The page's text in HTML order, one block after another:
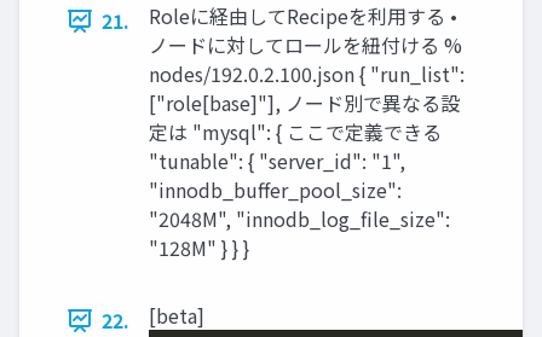
21.
Roleに経由してRecipeを利用する •
ノードに対してロールを紐付ける %
nodes/192.0.2.100.json { "run_list":
["role[base]"], ノード別で異なる設
定は "mysql": { ここで定義できる
"tunable": { "server_id": "1",
"innodb_buffer_pool_size":
"2048M", "innodb_log_file_size":
"128M" } } }
22. [beta]